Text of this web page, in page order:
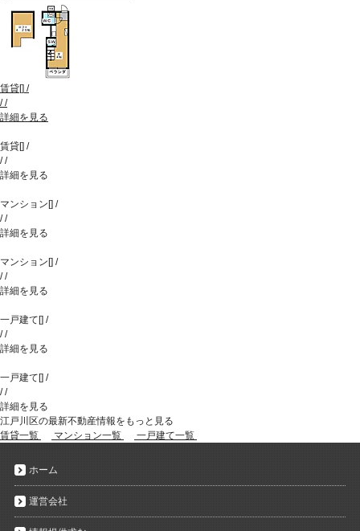
賃貸[] /
//
詳細を見る
賃貸[] /
//
詳細を見る
マンション[] /
//
詳細を見る
マンション[] /
//
詳細を見る
一戸建て[] /
//
詳細を見る
一戸建て[] /
//
詳細を見る
江戸川区の最新不動産情報をもっと見る
賃貸一覧
マンション一覧 一戸建て一覧
ホーム
運営会社